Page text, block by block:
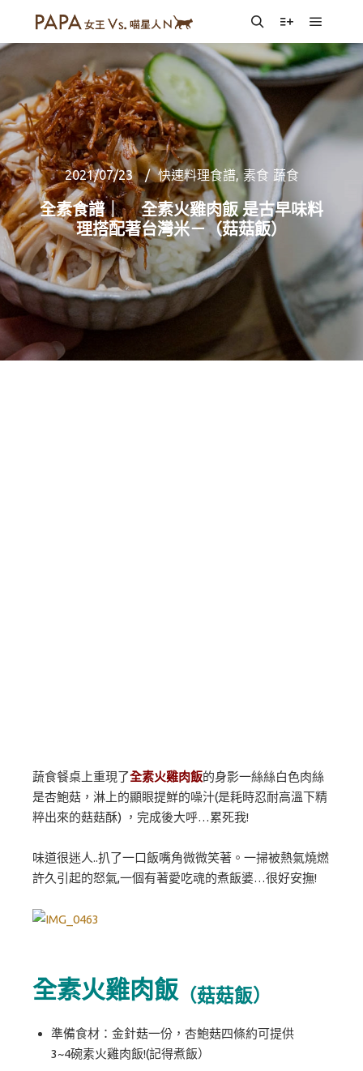
SearchMore info
Main
2021/07/23 快速料理食譜,素食 蔬食
全素食譜｜ 全素火雞肉飯 是古早味料
理搭配著台灣米－（菇菇飯）
蔬食餐桌上重現了全素火雞肉飯的身影一絲絲白色肉絲
是杏鮑菇，淋上的顯眼提鮮的噪汁(是耗時忍耐高溫下精
粹出來的菇菇酥) ，完成後大呼…累死我!
味道很迷人..扒了一口飯嘴角微微笑著。一掃被熱氣燒燃
許久引起的怒氣,一個有著愛吃魂的煮飯婆…很好安撫!
全素火雞肉飯（菇菇飯）
準備食材：金針菇一份，杏鮑菇四條約可提供
3~4碗素火雞肉飯!(記得煮飯）